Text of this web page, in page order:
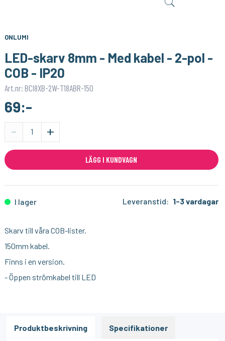
ONLUMI
LED-skarv 8mm - Med kabel - 2-pol -
COB - IP20
Art.nr: BCI8XB-2W-T18ABR-150
69:-
-
+
LÄGG I KUNDVAGN
I lager Leveranstid: 1-3 vardagar
Skarv till våra COB-lister.
150mm kabel.
Finns i en version.
- Öppen strömkabel till LED
Produktbeskrivning Specifikationer